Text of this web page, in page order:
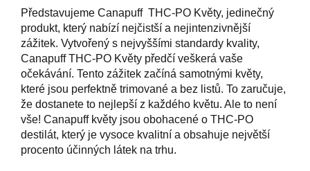
Představujeme Canapuff THC-PO Květy, jedinečný
produkt, který nabízí nejčistší a nejintenzivnější
zážitek. Vytvořený s nejvyššími standardy kvality,
Canapuff THC-PO Květy předčí veškerá vaše
očekávání. Tento zážitek začíná samotnými květy,
které jsou perfektně trimované a bez listů. To zaručuje,
že dostanete to nejlepší z každého květu. Ale to není
vše! Canapuff květy jsou obohacené o THC-PO
destilát, který je vysoce kvalitní a obsahuje největší
procento účinných látek na trhu.